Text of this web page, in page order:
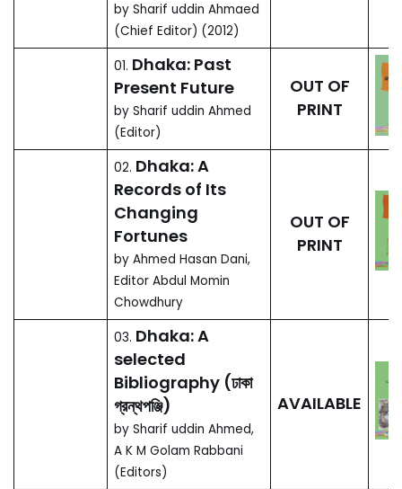
Tracts
Bangladesh
by Khandokar Md. Ismail
Israt Ara Khandokar
(2017)
বাংলাদেশে ফারসি অনুবাদ
সাহিত্য ১৯৭১-২০০৫
by মো: আবুল কালাম সরকার
(2015, 2019)
AVAILABLE
New Light on the
History of Ancient
South-East
Bengal
by Shariful Islam (2015,
2019)
AVAILABLE